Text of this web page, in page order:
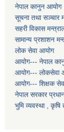
नेपाल कानुन आयोग
सूचना तथा सञ्चार
सहरी विकास
सामान्य प्रशाशन
लोक सेवा आयोग
आयोग--- नेपाल
आयोग--- लोकसेवा
आयोग--- शिक्षक
नेपाल सरकार
भुमि व्यवस्था , कृषि